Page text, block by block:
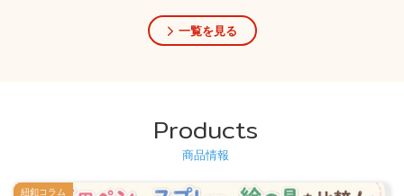
一覧を見る
Products
商品情報
紐釦コラム